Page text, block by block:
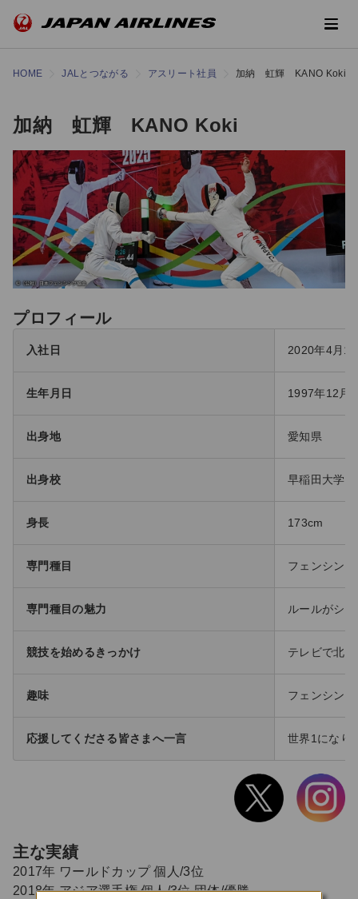
HOME JALとつながる アスリート社員 加納 虹輝 KANO Koki
加納 虹輝 KANO Koki
プロフィール
入社日 2020年4月1
生年月日 1997年12月
出身地 愛知県
出身校 早稲田大学
身長 173cm
専門種目 フェンシン
専門種目の魅力 ルールがシ
競技を始めるきっかけ テレビで北
趣味 フェンシング
応援してくださる皆さまへ一言 世界1になり
主な実績
2017年 ワールドカップ 個人/3位
2018年 アジア選手権 個人/3位 団体/優勝